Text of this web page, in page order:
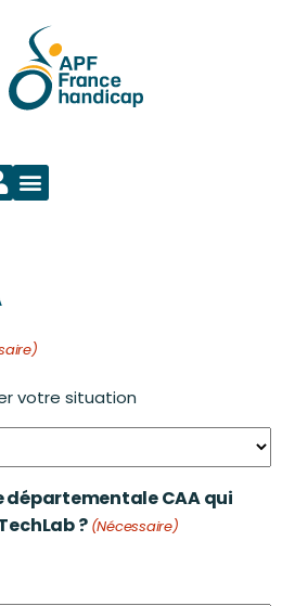
votre situation
départementale CAA qui
? (Nécessaire)